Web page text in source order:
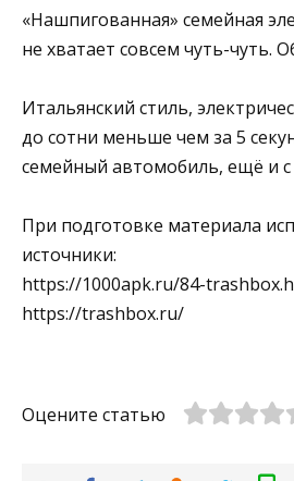
«Нашпигованная» семейная
не хватает совсем чуть-чуть.
Итальянский стиль,
до сотни меньше чем за 5
семейный автомобиль, ещё и
При подготовке материала
источники:
https://1000apk.ru/84-
https://trashbox.ru/
Оцените статью